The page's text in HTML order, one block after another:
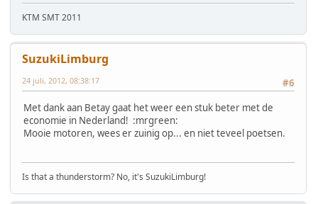
KTM SMT 2011
SuzukiLimburg
#6
24 juli, 2012, 08:38:17
Met dank aan Betay gaat het weer een stuk beter met de
economie in Nederland! :mrgreen:
Mooie motoren, wees er zuinig op... en niet teveel poetsen.
Is that a thunderstorm? No, it's SuzukiLimburg!